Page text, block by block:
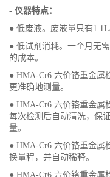
- 仪器特点：
● 低废液。废液量只有1.1L/
● 低试剂消耗。一个月无
的成本。
● HMA-Cr6 六价铬重金属
更准确地测量。
● HMA-Cr6 六价铬重金属
每次检测后自动清洗，保
量。
● HMA-Cr6 六价铬重金属
换量程，并自动稀释。
● HMA-Cr6 六价铬重金属